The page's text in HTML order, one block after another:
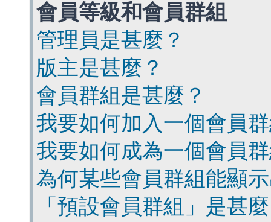
會員等級和會員群組
管理員是甚麼？
版主是甚麼？
會員群組是甚麼？
我要如何加入一個會員
我要如何成為一個會員
為何某些會員群組能顯
「預設會員群組」是甚